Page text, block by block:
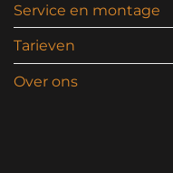
Service en montage
Tarieven
Over ons